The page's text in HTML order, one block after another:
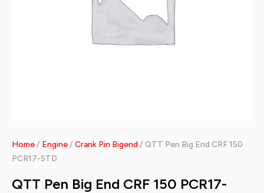
Home/ Engine/ Crank Pin Bigend / QTT Pen Big End CRF 150
PCR17-STD
QTT Pen Big End CRF 150 PCR17-